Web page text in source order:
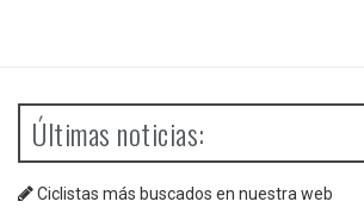
Últimas noticias:
Ciclistas más buscados en nuestra web